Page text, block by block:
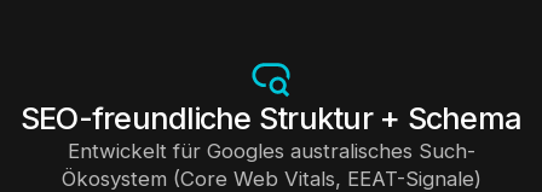
SEO-freundliche Struktur + Schema
Entwickelt für Googles australisches Such-
Ökosystem (Core Web Vitals, EEAT-Signale)